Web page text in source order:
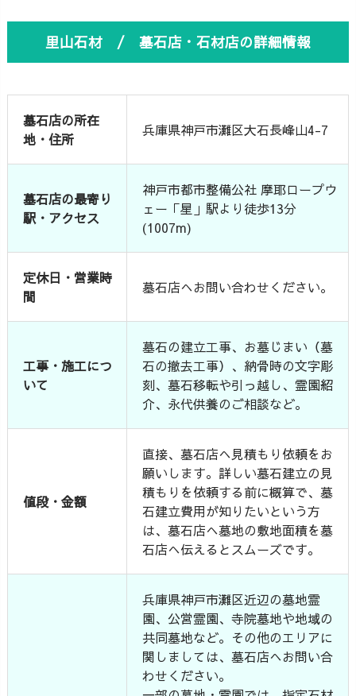
里山石材 / 墓石店・石材店の詳細情報
墓石店の所在
地・住所
兵庫県神戸市灘区大石長峰山4-7
墓石店の最寄り
駅・アクセス
神戸市都市整備公社 摩耶ロープウ
ェー「星」駅より徒歩13分
(1007m)
定休日・営業時
間
墓石店へお問い合わせください。
工事・施工につ
いて
墓石の建立工事、お墓じまい（墓
石の撤去工事）、納骨時の文字彫
刻、墓石移転や引っ越し、霊園紹
介、永代供養のご相談など。
値段・金額
直接、墓石店へ見積もり依頼をお
願いします。詳しい墓石建立の見
積もりを依頼する前に概算で、墓
石建立費用が知りたいという方
は、墓石店へ墓地の敷地面積を墓
石店へ伝えるとスムーズです。
兵庫県神戸市灘区近辺の墓地霊
園、公営霊園、寺院墓地や地域の
共同墓地など。その他のエリアに
関しましては、墓石店へお問い合
わせください。